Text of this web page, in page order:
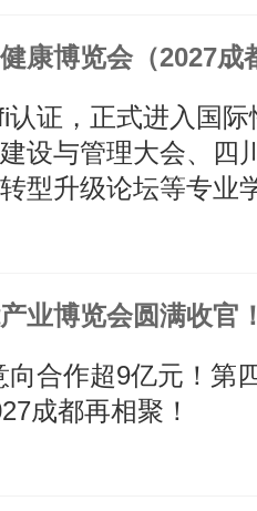
康博览会（2027成
认证，正式进入国
设与管理大会、四
型升级论坛等专业
业博览会圆满收官
合作超9亿元！第
成都再相聚！